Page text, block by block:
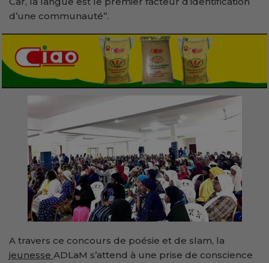
d’une communauté’’.
A travers ce concours de poésie et de slam, la
jeunesse ADLaM s’attend à une prise de conscience